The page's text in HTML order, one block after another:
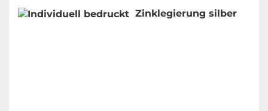
Zinklegierung silber